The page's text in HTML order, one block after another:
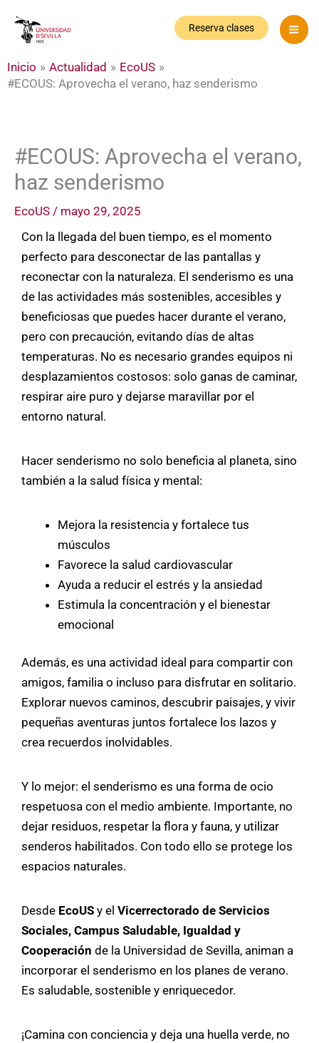
Reserva clases
Inicio Actualidad
EcoUS
#ECOUS: Aprovecha el verano, haz senderismo
#ECOUS: Aprovecha el verano,
haz senderismo
EcoUS / mayo 29, 2025
Con la llegada del buen tiempo, es el momento
perfecto para desconectar de las pantallas y
reconectar con la naturaleza. El senderismo es una
de las actividades más sostenibles, accesibles y
beneficiosas que puedes hacer durante el verano,
pero con precaución, evitando días de altas
temperaturas. No es necesario grandes equipos ni
desplazamientos costosos: solo ganas de caminar,
respirar aire puro y dejarse maravillar por el
entorno natural.
Hacer senderismo no solo beneficia al planeta, sino
también a la salud física y mental:
Mejora la resistencia y fortalece tus
músculos
Favorece la salud cardiovascular
Ayuda a reducir el estrés y la ansiedad
Estimula la concentración y el bienestar
emocional
Además, es una actividad ideal para compartir con
amigos, familia o incluso para disfrutar en solitario.
Explorar nuevos caminos, descubrir paisajes, y vivir
pequeñas aventuras juntos fortalece los lazos y
crea recuerdos inolvidables.
Y lo mejor: el senderismo es una forma de ocio
respetuosa con el medio ambiente. Importante, no
dejar residuos, respetar la flora y fauna, y utilizar
senderos habilitados. Con todo ello se protege los
espacios naturales.
Desde EcoUS y el Vicerrectorado de Servicios
Sociales, Campus Saludable, Igualdad y
Cooperación de la Universidad de Sevilla, animan a
incorporar el senderismo en los planes de verano.
Es saludable, sostenible y enriquecedor.
¡Camina con conciencia y deja una huella verde, no